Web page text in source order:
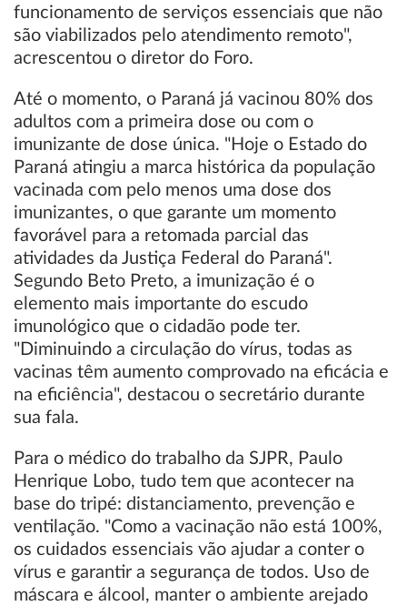
funcionamento de serviços essenciais que não
são viabilizados pelo atendimento remoto",
acrescentou o diretor do Foro.
Até o momento, o Paraná já vacinou 80% dos
adultos com a primeira dose ou com o
imunizante de dose única. "Hoje o Estado do
Paraná atingiu a marca histórica da população
vacinada com pelo menos uma dose dos
imunizantes, o que garante um momento
favorável para a retomada parcial das
atividades da Justiça Federal do Paraná".
Segundo Beto Preto, a imunização é o
elemento mais importante do escudo
imunológico que o cidadão pode ter.
"Diminuindo a circulação do vírus, todas as
vacinas têm aumento comprovado na eficácia e
na eficiência", destacou o secretário durante
sua fala.
Para o médico do trabalho da SJPR, Paulo
Henrique Lobo, tudo tem que acontecer na
base do tripé: distanciamento, prevenção e
ventilação. "Como a vacinação não está 100%,
os cuidados essenciais vão ajudar a conter o
vírus e garantir a segurança de todos. Uso de
máscara e álcool, manter o ambiente arejado